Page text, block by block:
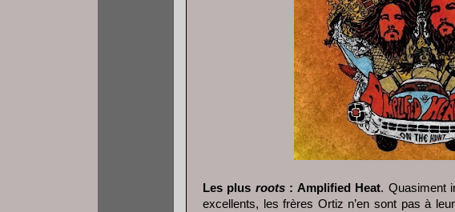
Les plus roots: Amplified Heat. Quasiment
excellents, les frères Ortiz n’en sont pas à leur